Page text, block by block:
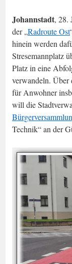
Johannstadt, 28.
der „Radroute Ost
hinein werden
Stresemannplatz
Platz in eine
verwandeln. Über
für Anwohner
will die
Technik“ an der